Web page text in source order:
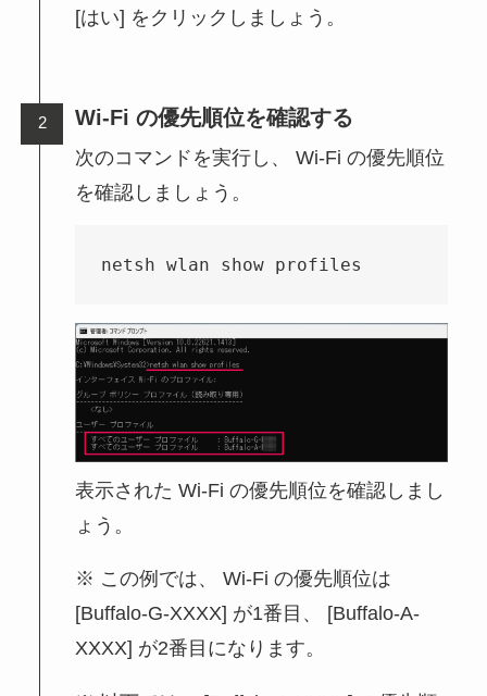
[はい] をクリックしましょう。
Wi-Fi の優先順位を確認する
次のコマンドを実行し、 Wi-Fi の優先順位
を確認しましょう。
netsh wlan show profiles
表示された Wi-Fi の優先順位を確認しまし
ょう。
この例では、 Wi-Fi の優先順位は
[Buffalo-G-XXXX] が1番目、 [Buffalo-A-
XXXX] が2番目になります。